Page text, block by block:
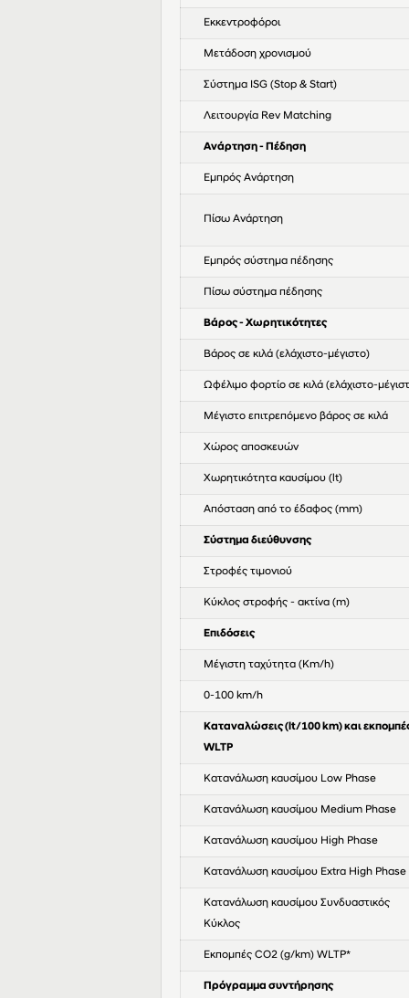
Εκκεντροφόροι
Μετάδοση χρονισμού
Σύστημα ISG (Stop & Start)
Λειτουργία Rev Matching
Ανάρτηση - Πέδηση
Εμπρός Ανάρτηση
Πίσω Ανάρτηση
Εμπρός σύστημα πέδησης
Πίσω σύστημα πέδησης
Βάρος - Χωρητικότητες
Βάρος σε κιλά (ελάχιστο-μέγιστο)
Ωφέλιμο φορτίο σε κιλά (ελάχιστο-
Μέγιστο επιτρεπόμενο βάρος σε κιλά
Χώρος αποσκευών
Χωρητικότητα καυσίμου (lt)
Απόσταση από το έδαφος (mm)
Σύστημα διεύθυνσης
Στροφές τιμονιού
Κύκλος στροφής - ακτίνα (m)
Επιδόσεις
Μέγιστη ταχύτητα (Km/h)
0-100 km/h
Καταναλώσεις (lt/100 km) και
WLTP
Κατανάλωση καυσίμου Low Phase
Κατανάλωση καυσίμου Medium Phase
Κατανάλωση καυσίμου High Phase
Κατανάλωση καυσίμου Extra High Phase
Κατανάλωση καυσίμου Συνδυαστικός
Κύκλος
Εκπομπές CO2 (g/km) WLTP*
Πρόγραμμα συντήρησης